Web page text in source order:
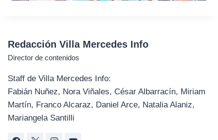
Redacción Villa Mercedes Info
Director de contenidos
Staff de Villa Mercedes Info:
Fabián Nuñez, Nora Viñales, César Albarracín, Miriam
Martín, Franco Alcaraz, Daniel Arce, Natalia Alaniz,
Mariangela Santilli